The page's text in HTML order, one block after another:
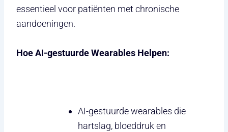
essentieel voor patiënten met chronische
aandoeningen.
Hoe AI-gestuurde Wearables Helpen:
AI-gestuurde wearables die
hartslag, bloeddruk en